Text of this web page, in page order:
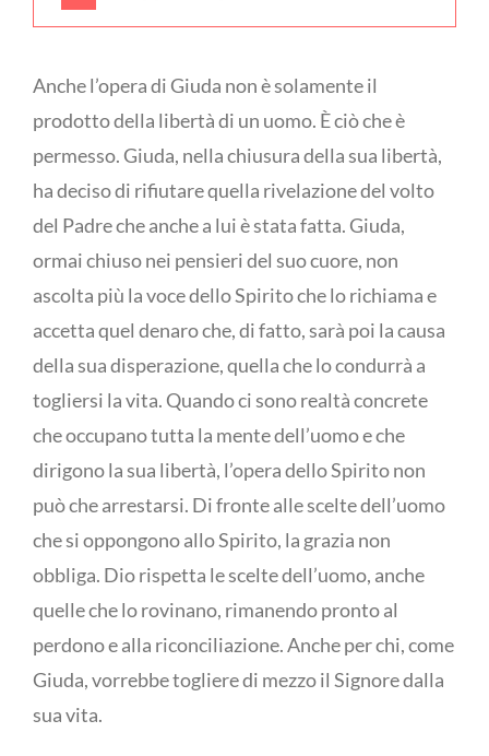
Anche l’opera di Giuda non è solamente il
prodotto della libertà di un uomo. È ciò che è
permesso. Giuda, nella chiusura della sua libertà,
ha deciso di rifiutare quella rivelazione del volto
del Padre che anche a lui è stata fatta. Giuda,
ormai chiuso nei pensieri del suo cuore, non
ascolta più la voce dello Spirito che lo richiama e
accetta quel denaro che, di fatto, sarà poi la causa
della sua disperazione, quella che lo condurrà a
togliersi la vita. Quando ci sono realtà concrete
che occupano tutta la mente dell’uomo e che
dirigono la sua libertà, l’opera dello Spirito non
può che arrestarsi. Di fronte alle scelte dell’uomo
che si oppongono allo Spirito, la grazia non
obbliga. Dio rispetta le scelte dell’uomo, anche
quelle che lo rovinano, rimanendo pronto al
perdono e alla riconciliazione. Anche per chi, come
Giuda, vorrebbe togliere di mezzo il Signore dalla
sua vita.